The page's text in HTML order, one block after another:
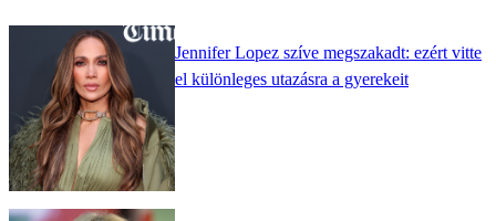
Jennifer Lopez szíve megszakadt: ezért vitte
el különleges utazásra a gyerekeit